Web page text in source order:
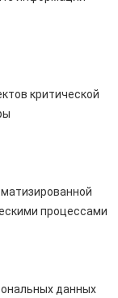
критической
процессами
данных